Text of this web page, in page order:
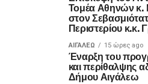
Τομέα Αθηνών
στον
Περιστερίου κ.κ.
ΑΙΓΑΛΕΩ 15 ώρες ago
Έναρξη του
και περίθαλψης
Δήμου Αιγάλεω